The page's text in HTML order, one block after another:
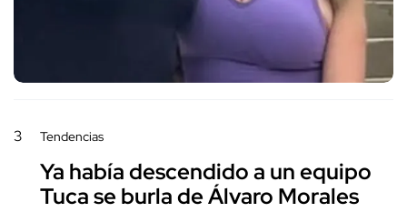
3 Tendencias
Ya había descendido a un equipo
Tuca se burla de Álvaro Morales